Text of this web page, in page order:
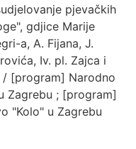
pjevačkih
gdjice Marije
a, A. Fijana, J.
Iv. pl. Zajca i
[program] Narodno
Zagrebu ; [program]
"Kolo" u Zagrebu